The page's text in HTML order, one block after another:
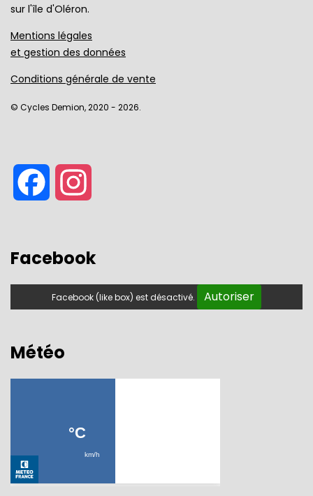
sur l'île d'Oléron.
Mentions légales
et gestion des données
Conditions générale de vente
© Cycles Demion, 2020 - 2026.
Facebook
Facebook
Facebook (like box) est désactivé. Autoriser
Météo